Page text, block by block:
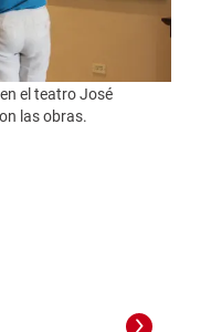
el teatro José
las obras.